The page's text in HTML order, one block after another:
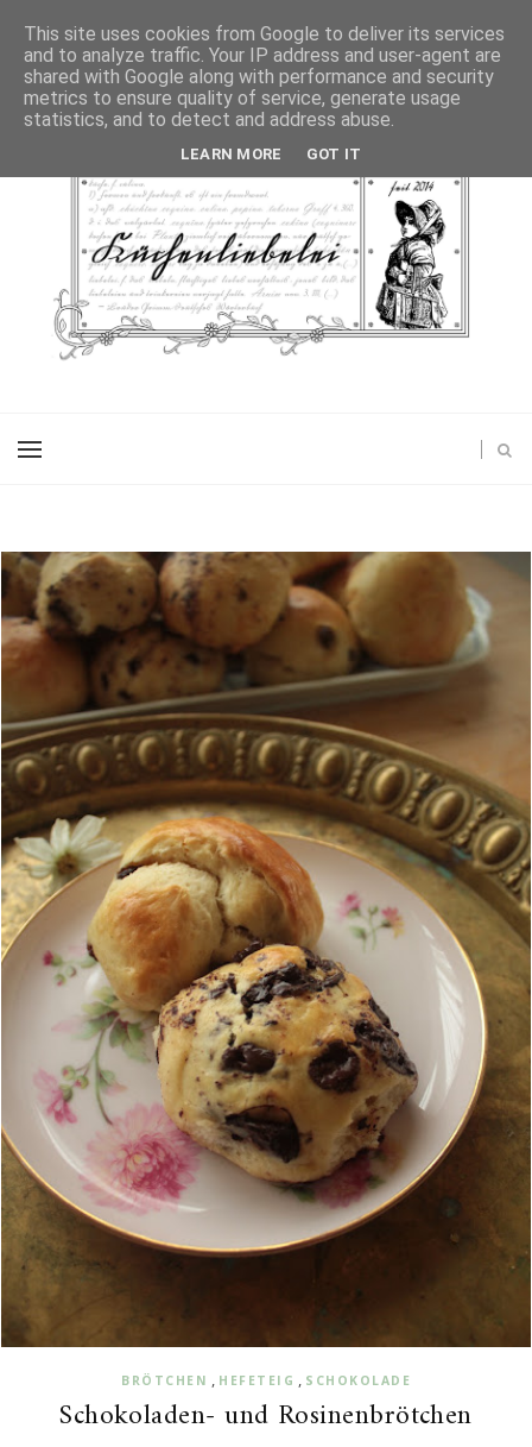
BRÖTCHEN , HEFETEIG , SCHOKOLADE
Schokoladen- und Rosinenbrötchen
This site uses cookies from Google to deliver its services
and to analyze traffic. Your IP address and user-agent are
shared with Google along with performance and security
metrics to ensure quality of service, generate usage
statistics, and to detect and address abuse.
LEARN MORE GOT IT